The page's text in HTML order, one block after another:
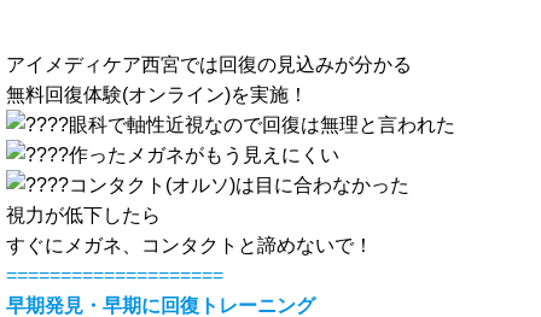
アイメディケア西宮では回復の見込みが分かる
無料回復体験(オンライン)を実施！
眼科で軸性近視なので回復は無理と言われた
作ったメガネがもう見えにくい
コンタクト(オルソ)は目に合わなかった
視力が低下したら
すぐにメガネ、コンタクトと諦めないで！
====================
早期発見・早期に回復トレーニング